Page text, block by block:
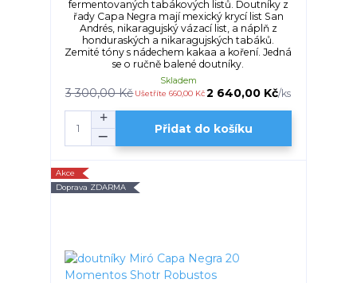
fermentovaných tabákových listů. Doutníky z
řady Capa Negra mají mexický krycí list San
Andrés, nikaragujský vázací list, a náplň z
honduraských a nikaragujských tabáků.
Zemité tóny s nádechem kakaa a koření. Jedná
se o ručně balené doutníky.
3 300,00 Kč Ušetříte 660,00 Kč 2 640,00 Kč/ks
Skladem
Přidat do košíku
Akce
Doprava ZDARMA